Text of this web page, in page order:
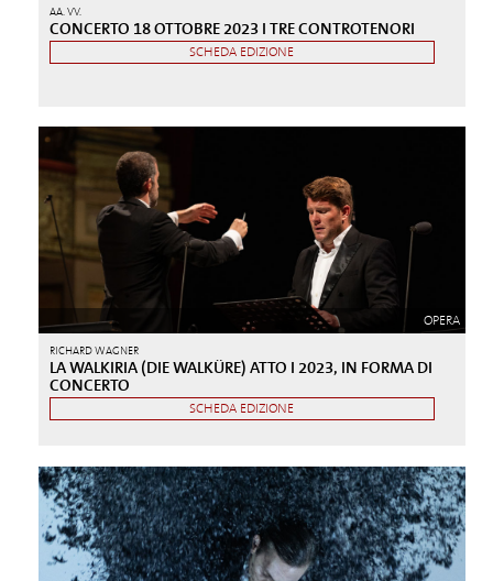
AA. VV.
CONCERTO 18 OTTOBRE 2023 I TRE CONTROTENORI
SCHEDA EDIZIONE
OPERA
RICHARD WAGNER
LA WALKIRIA (DIE WALKÜRE) ATTO I 2023, IN FORMA DI
CONCERTO
SCHEDA EDIZIONE